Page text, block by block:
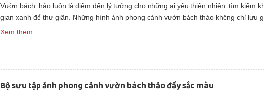
Vườn bách thảo luôn là điểm đến lý tưởng cho những ai yêu thiên nhiên, tìm kiếm
gian xanh để thư giãn. Những hình ảnh phong cảnh vườn bách thảo không chỉ lưu
đẹp thuần khiết của cây cỏ mà còn truyền cảm hứng cho lối sống xanh và hòa hợp
Xem thêm
Bộ sưu tập ảnh phong cảnh vườn bách thảo đầy sắc màu